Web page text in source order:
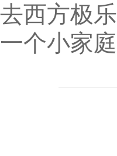
去西方极
一个小家